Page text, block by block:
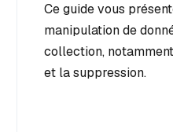
Ce guide vous
manipulation de
collection,
et la suppression.